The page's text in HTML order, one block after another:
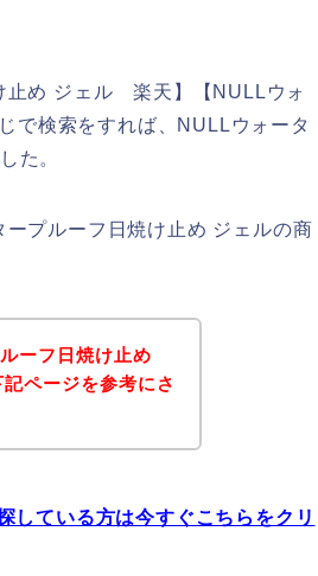
止め ジェル 楽天】【NULLウォ
で検索をすれば、NULLウォータ
た。
プルーフ日焼け止め ジェルの商
ーフ日焼け止め
ページを参考にさ
している方は今すぐこちらをクリ